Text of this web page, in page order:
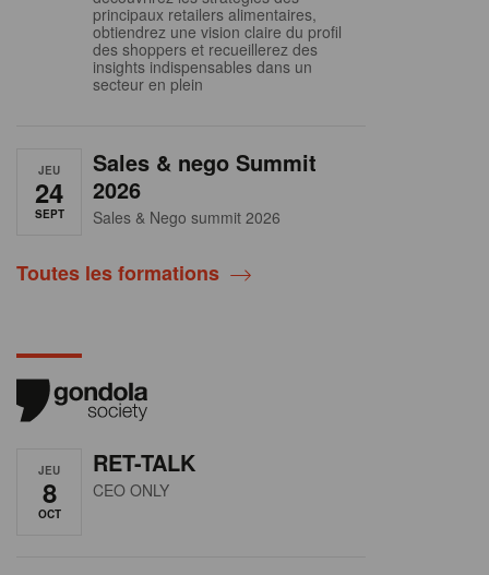
principaux retailers alimentaires,
obtiendrez une vision claire du profil
des shoppers et recueillerez des
insights indispensables dans un
secteur en plein
JEU
24
SEPT
Sales & nego Summit
2026
Sales & Nego summit 2026
Toutes les formations
JEU
8
OCT
RET-TALK
CEO ONLY